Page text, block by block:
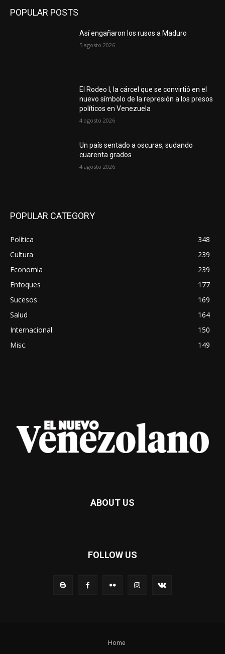
POPULAR POSTS
Así engañaron los rusos a Maduro
5 agosto 2026
El Rodeo I, la cárcel que se convirtió en el
nuevo símbolo de la represión a los presos
políticos en Venezuela
4 agosto 2026
Un país sentado a oscuras, sudando
cuarenta grados
4 agosto 2026
POPULAR CATEGORY
Política
348
Cultura
239
Economia
239
Enfoques
177
Sucesos
169
Salud
164
Internacional
150
Misc.
149
ABOUT US
FOLLOW US
Home